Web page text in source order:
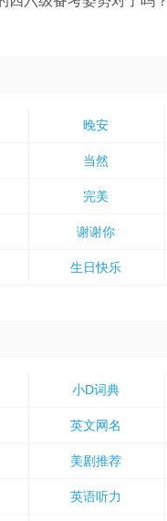
晚安
当然
完美
谢谢你
生日快乐
小D词典
英文网名
美剧推荐
英语听力